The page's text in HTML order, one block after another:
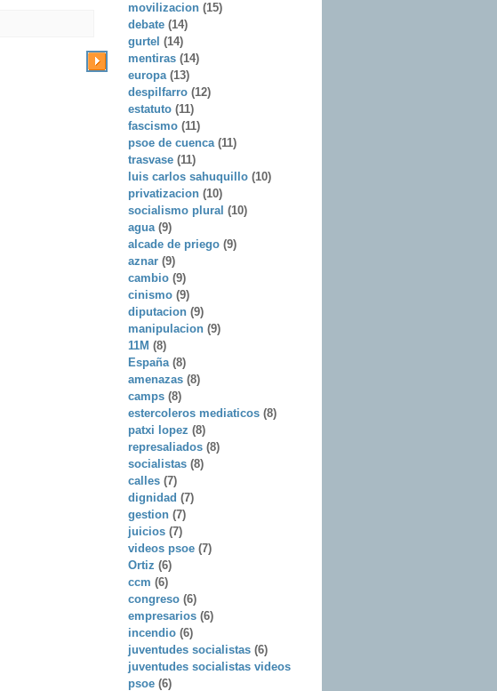
movilizacion (15)
debate (14)
gurtel (14)
mentiras (14)
europa (13)
despilfarro (12)
estatuto (11)
fascismo (11)
psoe de cuenca (11)
trasvase (11)
luis carlos sahuquillo (10)
privatizacion (10)
socialismo plural (10)
agua (9)
alcade de priego (9)
aznar (9)
cambio (9)
cinismo (9)
diputacion (9)
manipulacion (9)
11M (8)
España (8)
amenazas (8)
camps (8)
estercoleros mediaticos (8)
patxi lopez (8)
represaliados (8)
socialistas (8)
calles (7)
dignidad (7)
gestion (7)
juicios (7)
videos psoe (7)
Ortiz (6)
ccm (6)
congreso (6)
empresarios (6)
incendio (6)
juventudes socialistas (6)
juventudes socialistas videos
psoe (6)